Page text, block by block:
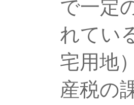
で一定
れてい
宅用地
産税の